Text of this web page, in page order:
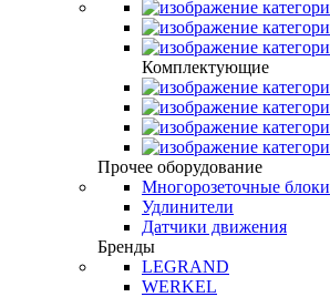
Комплектующие
Прочее оборудование
Многорозеточные блоки
Удлинители
Датчики движения
Бренды
LEGRAND
WERKEL